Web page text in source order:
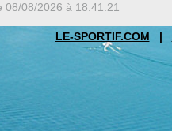
08/08/2026 à 18:41:21
LE-SPORTIF.COM |